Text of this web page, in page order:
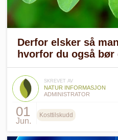
Derfor elsker så
hvorfor du også bør
SKREVET AV
NATUR INFORMASJON
ADMINISTRATOR
01
Jun.
Kosttilskudd